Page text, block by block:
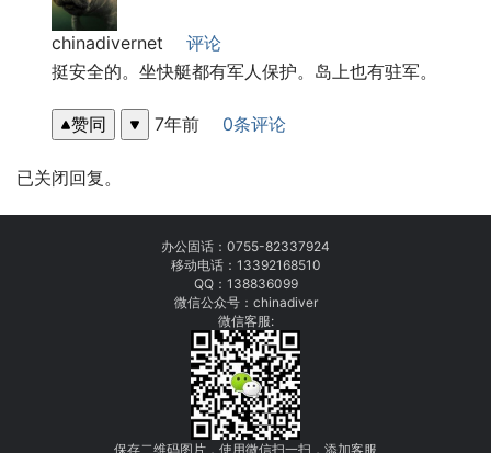
chinadivernet
评论
挺安全的。坐快艇都有军人保护。岛上也有驻军。
赞同 7年前 0条评论
已关闭回复。
办公固话： 0755-82337924
移动电话： 13392168510
QQ：138836099
微信公众号：chinadiver
微信客服:
保存二维码图片，使用微信扫一扫，添加客服